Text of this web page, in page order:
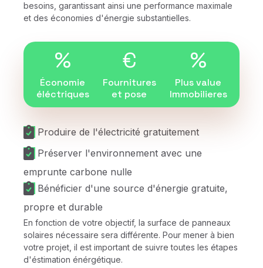
besoins, garantissant ainsi une performance maximale
et des économies d'énergie substantielles.
%
Économie
éléctriques
€
Fournitures
et pose
%
Plus value
Immobilieres
Produire de l'électricité gratuitement
Préserver l'environnement avec une
emprunte carbone nulle
Bénéficier d'une source d'énergie gratuite,
propre et durable
En fonction de votre objectif, la surface de panneaux
solaires nécessaire sera différente. Pour mener à bien
votre projet, il est important de suivre toutes les étapes
d'éstimation énérgétique.